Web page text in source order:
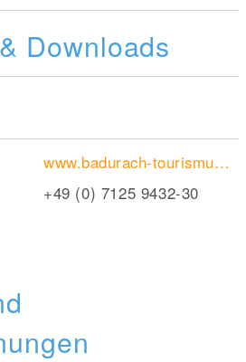
Downloads
www.badurach-tourismus.de/kultur-events/entdeckerwelt
+49 (0) 7125 9432-30